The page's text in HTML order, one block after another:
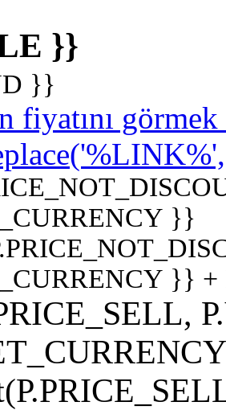
}}
}}
fiyatını
}}
}}